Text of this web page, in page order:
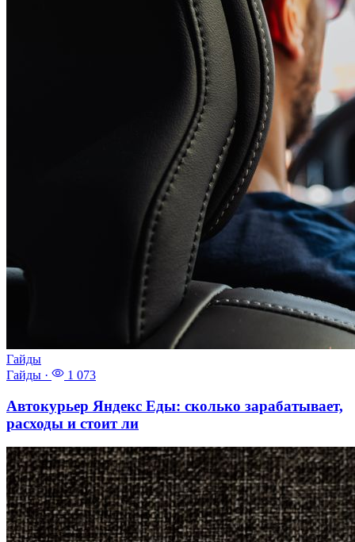
Гайды
Гайды · 1 073
Автокурьер Яндекс Еды: сколько зарабатывает,
расходы и стоит ли